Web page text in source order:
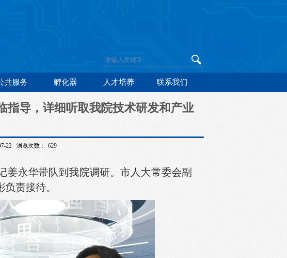
共服务 孵化器 人才培养 联系我们
指导，详细听取我院技术研发和产业
22 浏览次数： 629
姜永华带队到我院调研。市人大常委会副
责接待。